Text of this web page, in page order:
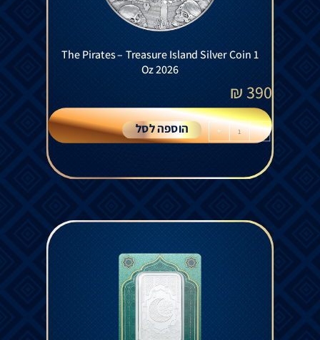
The Pirates – Treasure Island Silver Coin 1
Oz 2026
390
₪
-
+ הוספה לסל